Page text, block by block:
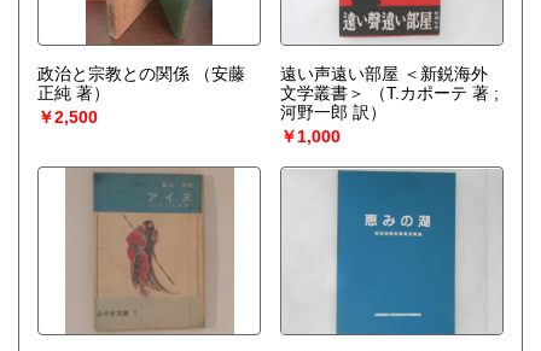
政治と宗教との関係
（安藤
正純 著）
￥2,500
遠い声遠い部屋 ＜新鋭海外
文学叢書＞
（T.カポーテ 著 ;
河野一郎 訳）
￥1,000